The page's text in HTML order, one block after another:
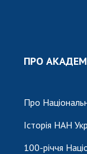
ПРО
Про
Історія НАН
100-річчя